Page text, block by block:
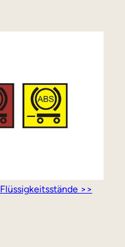
Flüssigkeitsstände >>